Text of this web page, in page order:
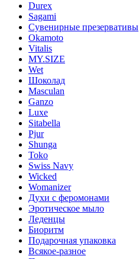
Durex
Sagami
Сувенирные презервативы
Okamoto
Vitalis
MY.SIZE
Wet
Шоколад
Masculan
Ganzo
Luxe
Sitabella
Pjur
Shunga
Toko
Swiss Navy
Wicked
Womanizer
Духи с феромонами
Эротическое мыло
Леденцы
Биоритм
Подарочная упаковка
Всякое-разное